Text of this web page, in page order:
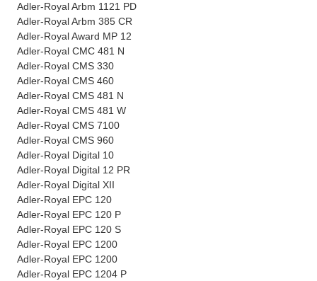
Adler-Royal Arbm 1121 PD
Adler-Royal Arbm 385 CR
Adler-Royal Award MP 12
Adler-Royal CMC 481 N
Adler-Royal CMS 330
Adler-Royal CMS 460
Adler-Royal CMS 481 N
Adler-Royal CMS 481 W
Adler-Royal CMS 7100
Adler-Royal CMS 960
Adler-Royal Digital 10
Adler-Royal Digital 12 PR
Adler-Royal Digital XII
Adler-Royal EPC 120
Adler-Royal EPC 120 P
Adler-Royal EPC 120 S
Adler-Royal EPC 1200
Adler-Royal EPC 1200
Adler-Royal EPC 1204 P